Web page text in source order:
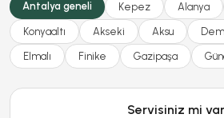
Antalya geneli Kepez Alanya
Konyaaltı Akseki Aksu
Elmalı Finike Gazipaşa
Servisiniz mi